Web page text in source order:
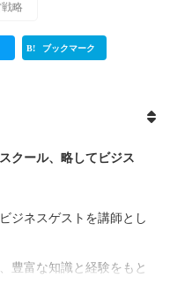
略
ブックマーク
クール、略してビジス
ジネスゲストを講師とし
豊富な知識と経験をもと